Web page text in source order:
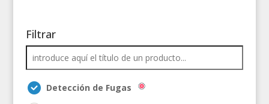
Filtrar
Detección de Fugas